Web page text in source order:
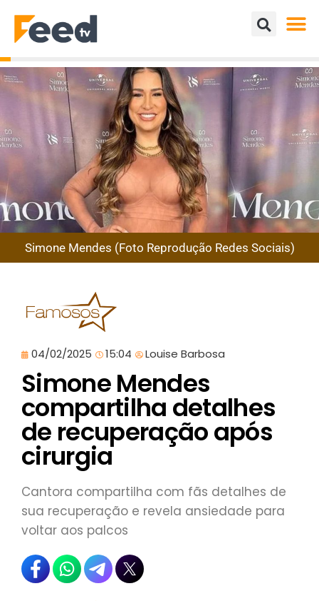
Simone Mendes (Foto Reprodução Redes Sociais)
04/02/2025 15:04 Louise Barbosa
Simone Mendes
compartilha detalhes
de recuperação após
cirurgia
Cantora compartilha com fãs detalhes de
sua recuperação e revela ansiedade para
voltar aos palcos